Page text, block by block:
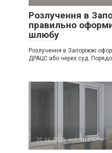
Розлучення в
правильно
шлюбу
Розлучення в Запоріжжі
ДРАЦС або через суд.
20.06.2026 Новости